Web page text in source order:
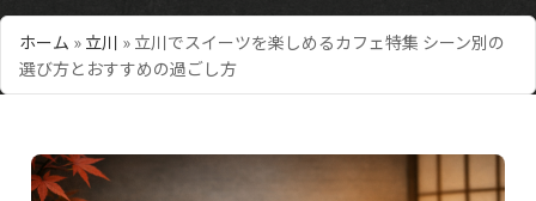
ホーム » 立川 » 立川でスイーツを楽しめるカフェ特集 シーン別の
選び方とおすすめの過ごし方